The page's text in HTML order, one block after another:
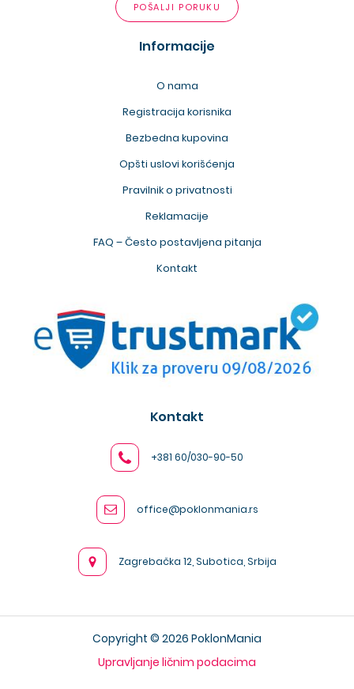
POŠALJI PORUKU
Informacije
O nama
Registracija korisnika
Bezbedna kupovina
Opšti uslovi korišćenja
Pravilnik o privatnosti
Reklamacije
FAQ – Često postavljena pitanja
Kontakt
Kontakt
+381 60/030-90-50
office@poklonmania.rs
Zagrebačka 12, Subotica, Srbija
Copyright © 2026 PoklonMania
Upravljanje ličnim podacima